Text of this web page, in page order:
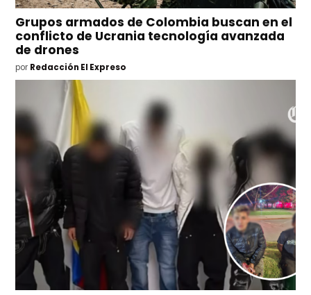
Grupos armados de Colombia buscan en el
conflicto de Ucrania tecnología avanzada
de drones
por Redacción El Expreso